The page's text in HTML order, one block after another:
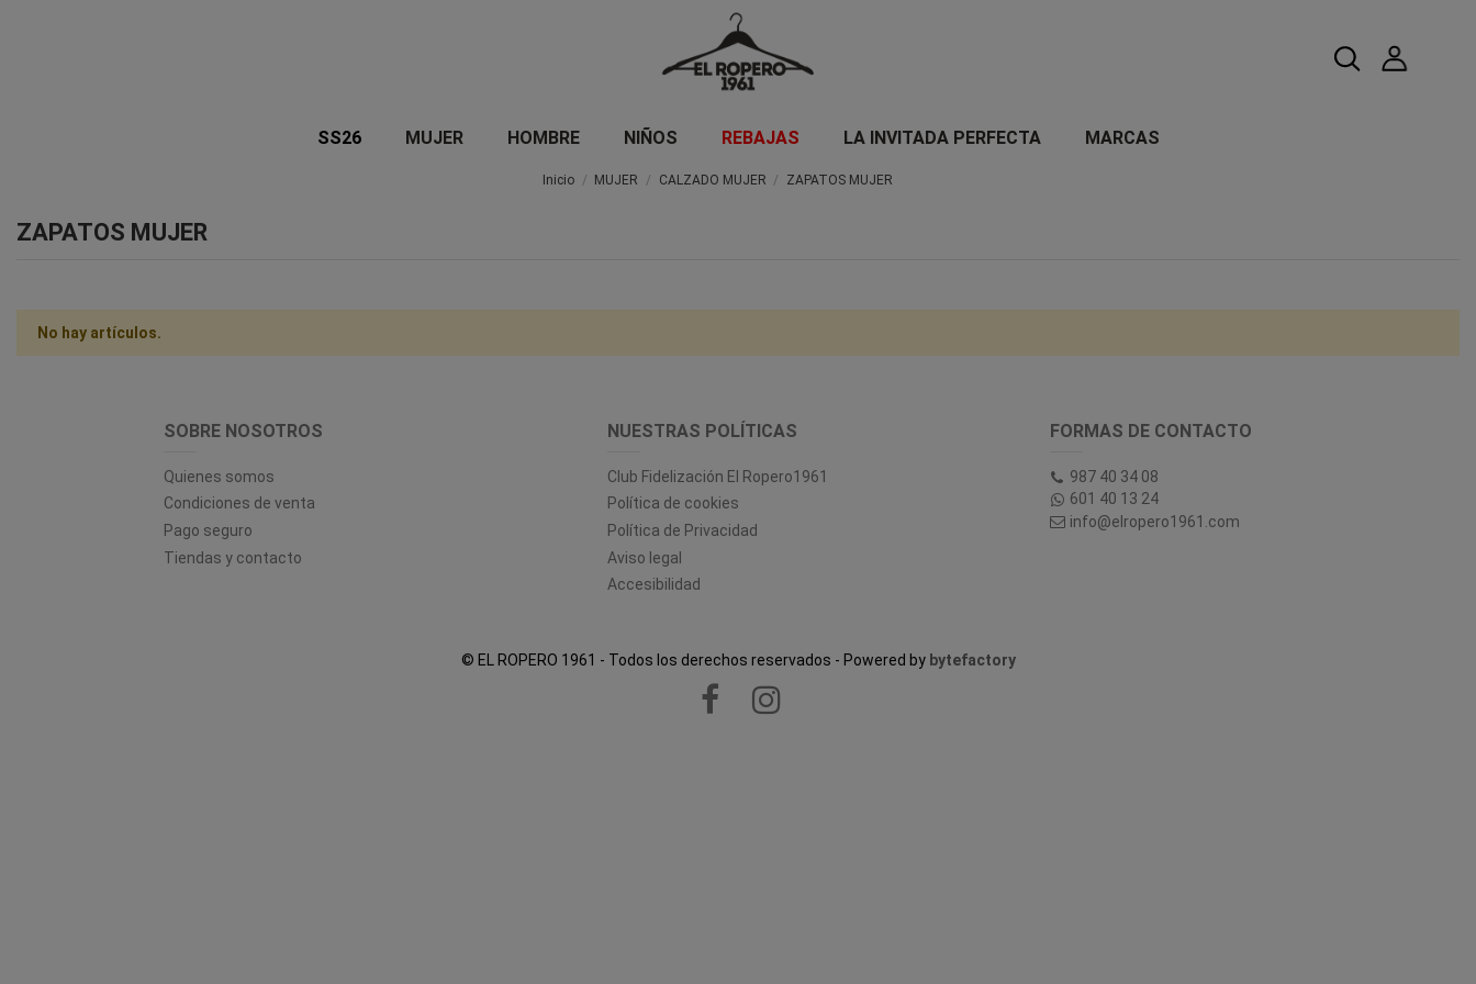
SS26 MUJER HOMBRE NIÑOS REBAJAS LA INVITADA PERFECTA MARCAS
Inicio MUJER CALZADO MUJER ZAPATOS MUJER
ZAPATOS MUJER
No hay artículos.
SOBRE NOSOTROS
Quienes somos
Condiciones de venta
Pago seguro
Tiendas y contacto
NUESTRAS POLÍTICAS
Club Fidelización El Ropero1961
Política de cookies
Política de Privacidad
Aviso legal
Accesibilidad
FORMAS DE CONTACTO
987 40 34 08
601 40 13 24
info@elropero1961.com
© EL ROPERO 1961 - Todos los derechos reservados - Powered by bytefactory